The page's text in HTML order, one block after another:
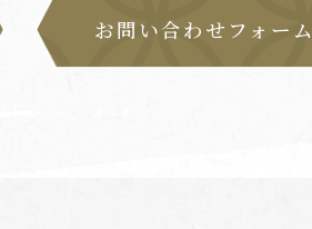
お問い合わせフォーム